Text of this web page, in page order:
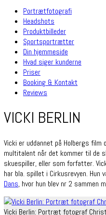
Portrætfotografi
Headshots
Produktbilleder
Sportsportrætter
Din hjemmeside
Hvad siger kunderne
Priser
Booking & Kontakt
Reviews
VICKI BERLIN
Vicki er uddannet på Holbergs
multitalent når det kommer til de
skuespiller, eller som forfatter.
har bla. spillet i Cirkusrevyen. Hun
Dans, hvor hun blev nr 2 sammen
Vicki Berlin: Portræt fotograf